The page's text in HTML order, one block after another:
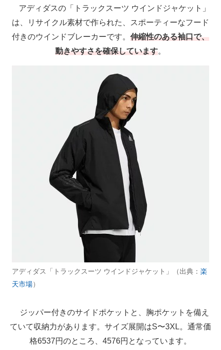
アディダスの「トラックスーツ ウインドジャケット」
は、リサイクル素材で作られた、スポーティーなフード
付きのウインドブレーカーです。 伸縮性のある袖口で、
動きやすさを確保しています。
アディダス「トラックスーツ ウインドジャケット」（出典： 楽
天市場）
ジッパー付きのサイドポケットと、胸ポケットを備え
ていて収納力があります。サイズ展開はS〜3XL。通常価
格6537円のところ、4576円となっています。